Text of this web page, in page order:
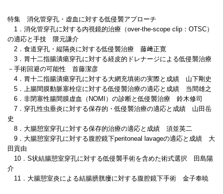
特集 消化管穿孔・虚血に対する低侵襲アプローチ
1．消化管穿孔に対する内視鏡的治療（over-the-scope clip：OTSC）
の適応と手技 隈元謙介
2．食道穿孔・縦隔炎に対する低侵襲治療 藤﨑正寛
3．胃十二指腸潰瘍穿孔に対する経皮的ドレナージによる低侵襲治療
－手術回避の可能性 首藤潔彦
4．胃十二指腸潰瘍穿孔に対する大網充填術の実際と成績 山下剛史
5．上腸間膜動脈塞栓症に対する低侵襲治療の適応と成績 当間雄之
6．非閉塞性腸間膜虚血（NOMI）の診断と低侵襲治療 鈴木修司
7．穿孔性虫垂炎に対する保存的・低侵襲治療の適応と成績 山田岳
史
8．大腸憩室穿孔に対する保存的治療の適応と成績 須並英二
9．大腸憩室穿孔に対する腹腔鏡下peritoneal lavageの適応と成績 大
田貢由
10．S状結腸憩室穿孔に対する低侵襲手術を含めた術式選択 田島陽
介
11．大腸憩室炎による結腸膀胱瘻に対する腹腔鏡下手術 金子奉暁